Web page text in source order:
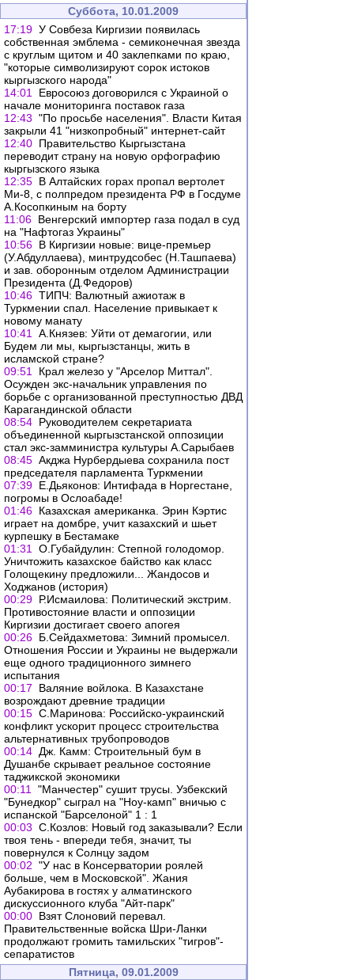
Суббота, 10.01.2009
17:19 У Совбеза Киргизии появилась
собственная эмблема - семиконечная звезда
с круглым щитом и 40 заклепками по краю,
"которые символизируют сорок истоков
кыргызского народа"
14:01
Евросоюз договорился с Украиной о
начале мониторинга поставок газа
12:43 "По просьбе населения". Власти Китая
закрыли 41 "низкопробный" интернет-сайт
12:40 Правительство Кыргызстана
переводит страну на новую орфографию
кыргызского языка
12:35 В Алтайских горах пропал вертолет
Ми-8, с полпредом президента РФ в Госдуме
А.Косопкиным на борту
11:06 Венгерский импортер газа подал в суд
на "Нафтогаз Украины"
10:56 В Киргизии новые: вице-премьер
(У.Абдуллаева), минтрудсобес (Н.Ташпаева)
и зав. оборонным отделом Администрации
Президента (Д.Федоров)
10:46 ТИПЧ: Валютный ажиотаж в
Туркмении спал. Население привыкает к
новому манату
10:41
А.Князев: Уйти от демагогии, или
Будем ли мы, кыргызстанцы, жить в
исламской стране?
09:51
Крал железо у "Арселор Миттал".
Осужден экс-начальник управления по
борьбе с организованной преступностью ДВД
Карагандинской области
08:54 Руководителем секретариата
объединенной кыргызстанской оппозиции
стал экс-замминистра культуры А.Сарыбаев
08:45 Акджа Нурбердыева сохранила пост
председателя парламента Туркмении
07:39 Е.Дьяконов: Интифада в Норгестане,
погромы в Ослоабаде!
01:46 Казахская американка. Эрин Кэртис
играет на домбре, учит казахский и шьет
курпешку в Бестамаке
01:31
О.Губайдулин: Степной голодомор.
Уничтожить казахское байство как класс
Голощекину предложили... Жандосов и
Ходжанов (история)
00:29 Р.Исмаилова: Политический экстрим.
Противостояние власти и оппозиции
Киргизии достигает своего апогея
00:26 Б.Сейдахметова: Зимний промысел.
Отношения России и Украины не выдержали
еще одного традиционного зимнего
испытания
00:17
Валяние войлока. В Казахстане
возрождают древние традиции
00:15 С.Маринова: Российско-украинский
конфликт ускорит процесс строительства
альтернативных трубопроводов
00:14 Дж. Камм: Строительный бум в
Душанбе скрывает реальное состояние
таджикской экономики
00:11
"Манчестер" сушит трусы. Узбекский
"Бунедкор" сыграл на "Ноу-камп" вничью с
испанской "Барселоной" 1 : 1
00:03 С.Козлов: Новый год заказывали? Если
твоя тень - впереди тебя, значит, ты
повернулся к Солнцу задом
00:02 "У нас в Консерватории роялей
больше, чем в Московской". Жания
Аубакирова в гостях у алматинского
дискуссионного клуба "Айт-парк"
00:00 Взят Слоновий перевал.
Правительственные войска Шри-Ланки
продолжают громить тамильских "тигров"-
сепаратистов
Пятница, 09.01.2009